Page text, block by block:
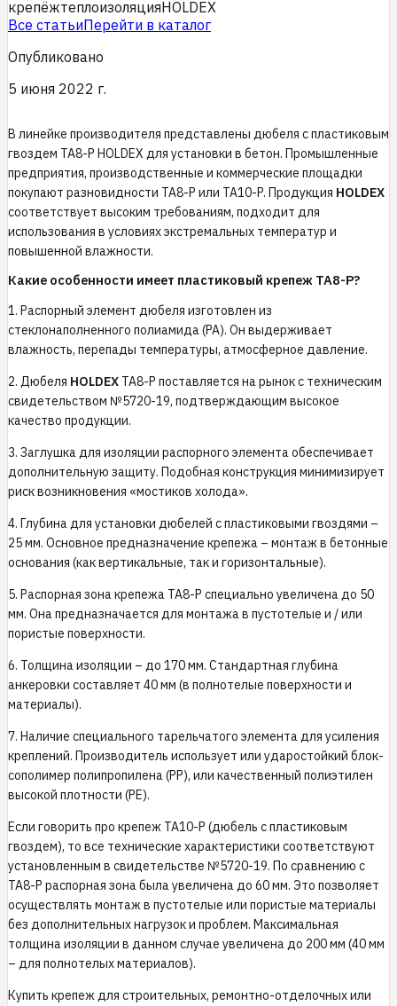
крепёжтеплоизоляцияHOLDEX
Все статьиПерейти в каталог
Опубликовано
5 июня 2022 г.
В линейке производителя представлены дюбеля с пластиковым
гвоздем TA8-P HOLDEX для установки в бетон. Промышленные
предприятия, производственные и коммерческие площадки
покупают разновидности TA8-P или TA10-P. Продукция HOLDEX
соответствует высоким требованиям, подходит для
использования в условиях экстремальных температур и
повышенной влажности.
Какие особенности имеет пластиковый крепеж TA8-P?
1. Распорный элемент дюбеля изготовлен из
стеклонаполненного полиамида (PA). Он выдерживает
влажность, перепады температуры, атмосферное давление.
2. Дюбеля HOLDEX TA8-P поставляется на рынок с техническим
свидетельством №5720-19, подтверждающим высокое
качество продукции.
3. Заглушка для изоляции распорного элемента обеспечивает
дополнительную защиту. Подобная конструкция минимизирует
риск возникновения «мостиков холода».
4. Глубина для установки дюбелей с пластиковыми гвоздями –
25 мм. Основное предназначение крепежа – монтаж в бетонные
основания (как вертикальные, так и горизонтальные).
5. Распорная зона крепежа TA8-P специально увеличена до 50
мм. Она предназначается для монтажа в пустотелые и / или
пористые поверхности.
6. Толщина изоляции – до 170 мм. Стандартная глубина
анкеровки составляет 40 мм (в полнотелые поверхности и
материалы).
7. Наличие специального тарельчатого элемента для усиления
креплений. Производитель использует или ударостойкий блок-
сополимер полипропилена (PP), или качественный полиэтилен
высокой плотности (PE).
Если говорить про крепеж TA10-P (дюбель с пластиковым
гвоздем), то все технические характеристики соответствуют
установленным в свидетельстве №5720-19. По сравнению с
TA8-P распорная зона была увеличена до 60 мм. Это позволяет
осуществлять монтаж в пустотелые или пористые материалы
без дополнительных нагрузок и проблем. Максимальная
толщина изоляции в данном случае увеличена до 200 мм (40 мм
– для полнотелых материалов).
Купить крепеж для строительных, ремонтно-отделочных или